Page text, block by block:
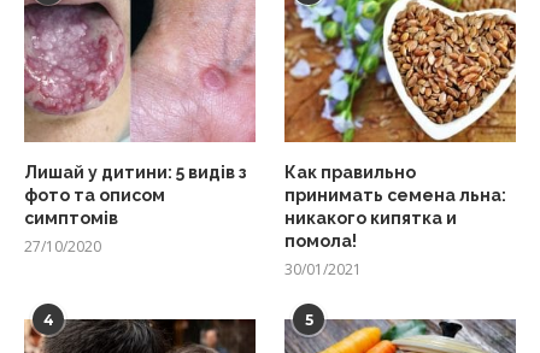
Лишай у дитини: 5 видів з
фото та описом
симптомів
27/10/2020
Как правильно
принимать семена льна:
никакого кипятка и
помола!
30/01/2021
4 5